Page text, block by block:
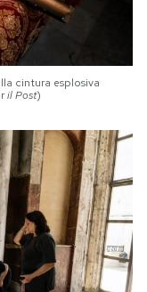
cintura esplosiva
il Post)